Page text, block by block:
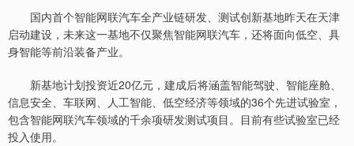
国内首个智能网联汽车全产业链研发、测试创新基地昨天在天津
启动建设，未来这一基地不仅聚焦智能网联汽车，还将面向低空、具
身智能等前沿装备产业。
新基地计划投资近20亿元，建成后将涵盖智能驾驶、智能座舱、
信息安全、车联网、人工智能、低空经济等领域的36个先进试验室，
包含智能网联汽车领域的千余项研发测试项目。目前有些试验室已经
投入使用。